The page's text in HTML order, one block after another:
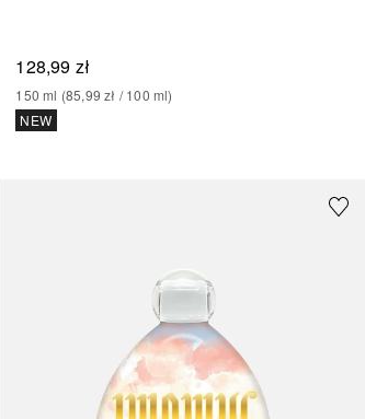
128,99 zł
150 ml (85,99 zł / 100 ml)
NEW